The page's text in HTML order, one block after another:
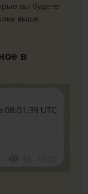
вы будете
выше.
в